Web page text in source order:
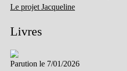
Le projet Jacqueline
Livres
Parution le 7/01/2026